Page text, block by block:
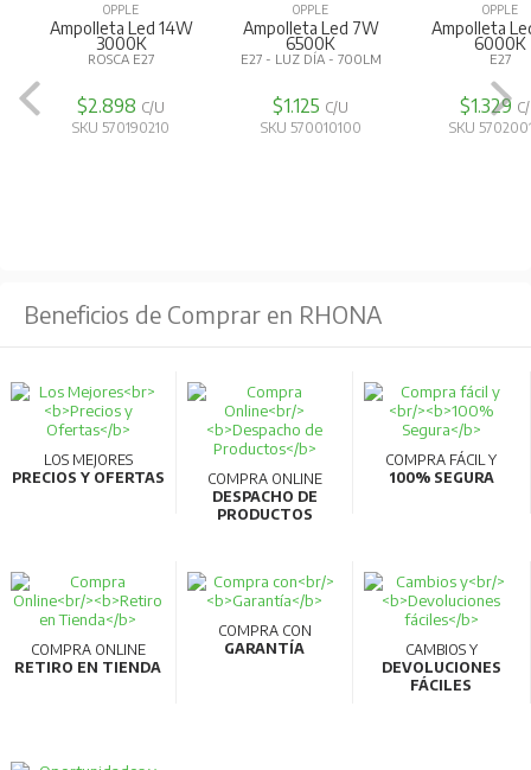
OPPLE
Ampolleta Led 14W
3000K
ROSCA E27
$2.898 C/U
SKU 570190210
OPPLE
Ampolleta Led 7W
6500K
E27 - LUZ DÍA - 700LM
$1.125 C/U
SKU 570010100
OPPLE
Ampolleta
6000K
E27
$1.329
SKU
Beneficios de Comprar en RHONA
LOS MEJORES
PRECIOS Y OFERTAS
COMPRA ONLINE
DESPACHO DE
PRODUCTOS
COMPRA FÁCIL Y
100% SEGURA
COMPRA ONLINE
RETIRO EN TIENDA
COMPRA CON
GARANTÍA
CAMBIOS Y
DEVOLUCIONES
FÁCILES